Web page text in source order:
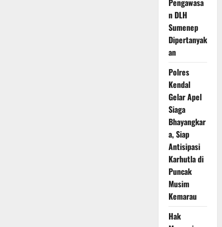
Pengawasa
n DLH
Sumenep
Dipertanyak
an
Polres
Kendal
Gelar Apel
Siaga
Bhayangkar
a, Siap
Antisipasi
Karhutla di
Puncak
Musim
Kemarau
Hak